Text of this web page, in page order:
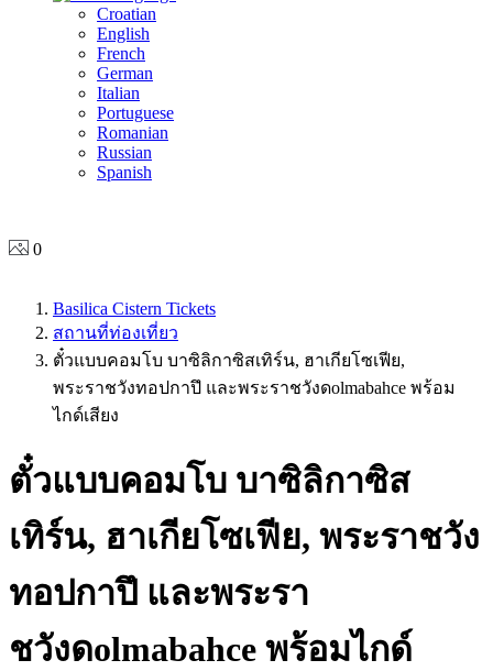
Croatian
English
French
German
Italian
Portuguese
Romanian
Russian
Spanish
0
Basilica Cistern Tickets
สถานที่ท่องเที่ยว
ตั๋วแบบคอมโบ บาซิลิกาซิสเทิร์น, ฮาเกียโซเฟีย,
พระราชวังทอปกาปึ และพระราชวังดolmabahce พร้อม
ไกด์เสียง
ตั๋วแบบคอมโบ บาซิลิกาซิส
เทิร์น, ฮาเกียโซเฟีย, พระราชวัง
ทอปกาปึ และพระรา
ชวังดolmabahce พร้อมไกด์